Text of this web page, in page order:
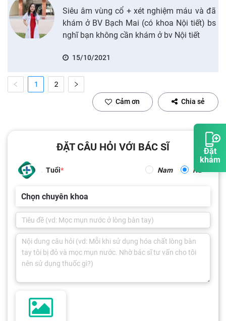
Đặt
khám
Siêu âm vùng cổ + xét nghiệm máu và đã
khám ở BV Bạch Mai (có khoa Nội tiết) bs
nghĩ bạn không cần khám ở bv Nội tiết
15/10/2021
1 2
Cảm ơn Chia sẻ
ĐẶT CÂU HỎI VỚI BÁC SĨ
Tuổi Nam Nữ
Chọn chuyên khoa